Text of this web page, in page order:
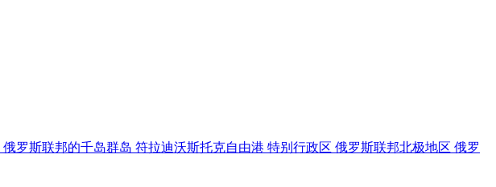
俄罗斯联邦的千岛群岛 符拉迪沃斯托克自由港 特别行政区 俄罗斯联邦北极地区 俄罗